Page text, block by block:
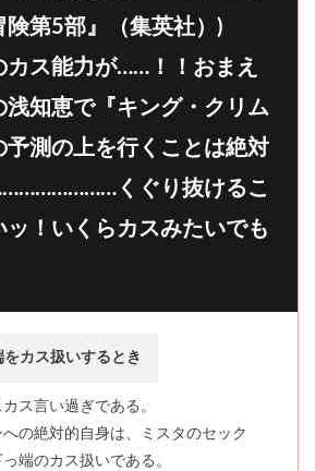
険第5部』（集英社）)
カス能力が……！！おまえ
浅知恵で『キング・クリム
予測の上を行くことは絶対
くぐり抜けるこ
ッ！いくらカスみたいでも
カス扱いするとき
ス言い過ぎである。
の絶対的自身は、ミスタのセック
端のカス扱いである。